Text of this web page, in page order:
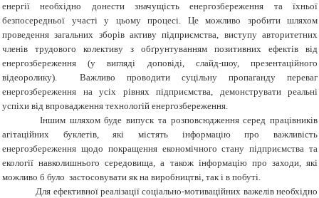
енергії необхідно донести значущість енергозбереження та їхньої
безпосередньої участі у цьому процесі. Це можливо зробити шляхом
проведення загальних зборів активу підприємства, виступу авторитетних
членів трудового колективу з обґрунтуванням позитивних ефектів від
енергозбереження (у вигляді доповіді, слайд-шоу, презентаційного
відеоролику). Важливо проводити суцільну пропаганду переваг
енергозбереження на усіх рівнях підприємства, демонструвати реальні
успіхи від впровадження технологій енергозбереження.
Іншим шляхом буде випуск та розповсюдження серед працівників
агітаційних буклетів, які містять інформацію про важливість
енергозбереження щодо покращення економічного стану підприємства та
екології навколишнього середовища, а також інформацію про заходи, які
можливо б було застосовувати як на виробництві, так і в побуті.
Для ефективної реалізації соціально-мотиваційних важелів необхідно